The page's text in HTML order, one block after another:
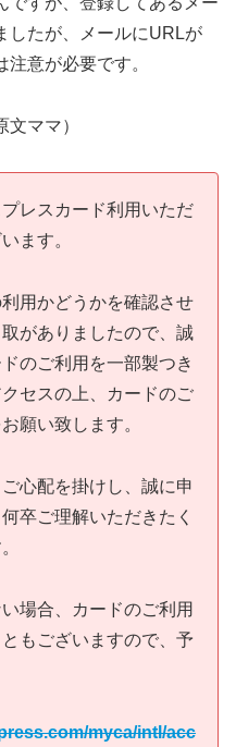
したが、メールにURLが
意が必要です。
ママ）
レスカード利用いただ
ます。
用かどうかを確認させ
がありましたので、誠
のご利用を一部製つき
セスの上、カードのご
願い致します。
心配を掛けし、誠に申
卒ご理解いただきたく
場合、カードのご利用
もございますので、予
myca/intl/acc